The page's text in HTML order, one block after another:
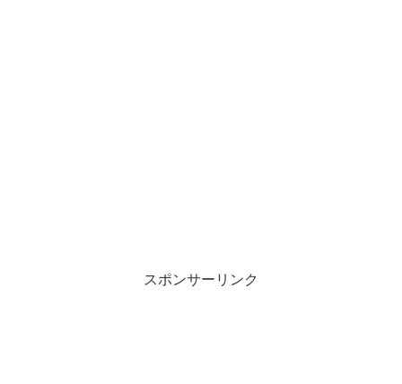
スポンサーリンク